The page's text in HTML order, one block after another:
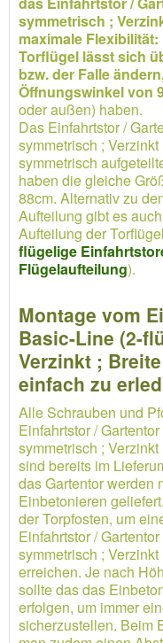
symmetrisch ;
maximale
Torflügel lässt sich
bzw. der Falle
Öffnungswinkel von
oder außen) haben.
Das Einfahrtstor /
symmetrisch ;
symmetrisch
haben die gleiche
88cm. Alternativ zu
Aufteilung gibt es
Aufteilung der
flügelige
Flügelaufteilung).
Montage vom
Basic-Line (2-
Verzinkt ;
einfach zu
Alle Schrauben und
Einfahrtstor /
symmetrisch ;
sind bereits im
das Gartentor werden
Einbetonieren
der Torpfosten, um
Einfahrtstor /
symmetrisch ;
erreichen. Je nach
sollte das das
erfolgen, um immer
sicherzustellen. Beim